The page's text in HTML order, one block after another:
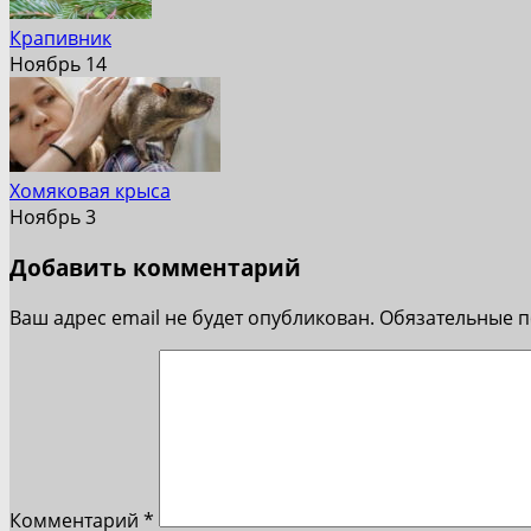
Крапивник
Ноябрь 14
Хомяковая крыса
Ноябрь 3
Добавить комментарий
Ваш адрес email не будет опубликован. Обязательные
Комментарий *